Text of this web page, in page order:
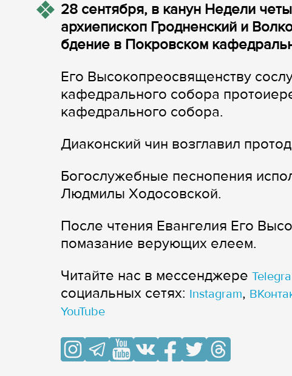
28 сентября, в канун Недели
архиепископ Гродненский и
бдение в Покровском
Его Высокопреосвященству
кафедрального собора
кафедрального собора.
Диаконский чин возглавил
Богослужебные песнопения
Людмилы Ходосовской.
После чтения Евангелия Его
помазание верующих елеем.
Читайте нас в мессенджере
cоциальных сетях: Instagram,
YouTube